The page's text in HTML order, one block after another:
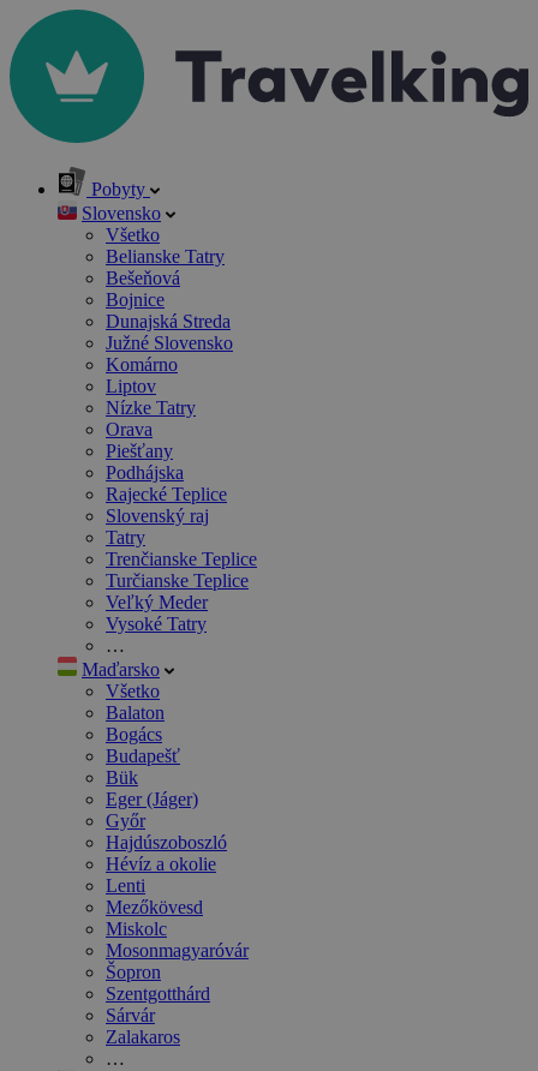
Pobyty
Slovensko
Všetko
Belianske Tatry
Bešeňová
Bojnice
Dunajská Streda
Južné Slovensko
Komárno
Liptov
Nízke Tatry
Orava
Piešťany
Podhájska
Rajecké Teplice
Slovenský raj
Tatry
Trenčianske Teplice
Turčianske Teplice
Veľký Meder
Vysoké Tatry
…
Maďarsko
Všetko
Balaton
Bogács
Budapešť
Bük
Eger (Jáger)
Győr
Hajdúszoboszló
Hévíz a okolie
Lenti
Mezőkövesd
Miskolc
Mosonmagyaróvár
Šopron
Szentgotthárd
Sárvár
Zalakaros
…